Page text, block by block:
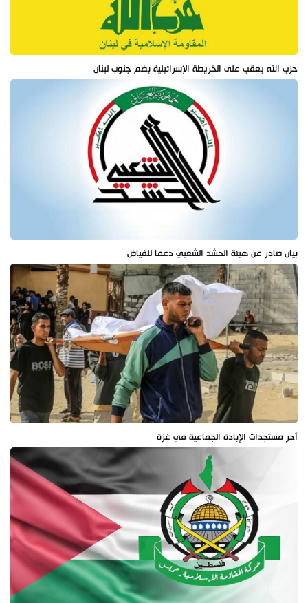
حزب الله يعقب على الخريطة الإسرائيلية بضم جنوب لبنان
بيان صادر عن هيئة الحشد الشعبي دعما للفياض
آخر مستجدات الإبادة الجماعية في غزة